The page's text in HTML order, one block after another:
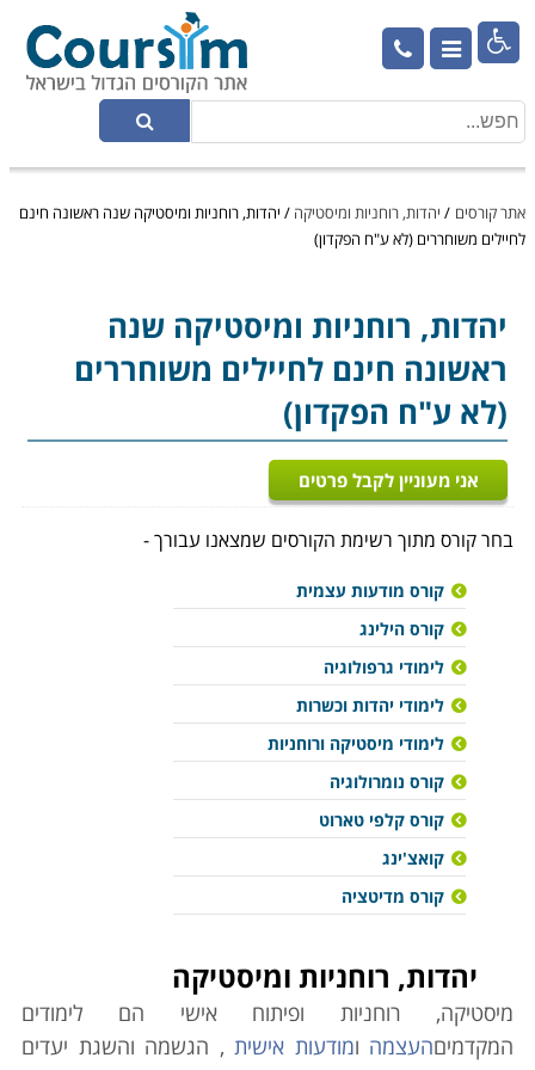

אתר קורסים / יהדות, רוחניות ומיסטיקה / יהדות, רוחניות ומיסטיקה שנה ראשונה חינם
לחיילים משוחררים (לא ע"ח הפקדון)
יהדות, רוחניות ומיסטיקה שנה
ראשונה חינם לחיילים משוחררים
(לא ע"ח הפקדון)
אני מעוניין לקבל פרטים
בחר קורס מתוך רשימת הקורסים שמצאנו עבורך -
קורס מודעות עצמית
קורס הילינג
לימודי גרפולוגיה
לימודי יהדות וכשרות
לימודי מיסטיקה ורוחניות
קורס נומרולוגיה
קורס קלפי טארוט
קואצ'ינג
קורס מדיטציה
יהדות, רוחניות ומיסטיקה
מיסטיקה, רוחניות ופיתוח אישי הם לימודים
המקדמיםהעצמה ומודעות אישית , הגשמה והשגת יעדים